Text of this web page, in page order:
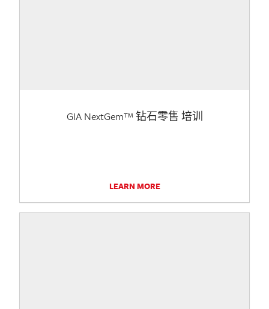
GIA NextGem™ 钻石零售 培训
LEARN MORE